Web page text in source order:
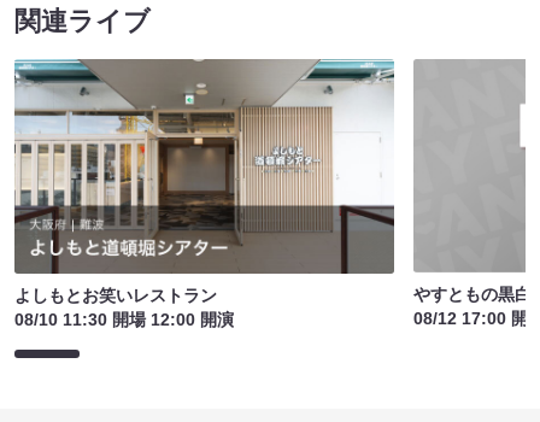
関連ライブ
よしもとお笑いレストラン
08/10 11:30 開場 12:00 開演
やすともの黒白
08/12 17:00 開